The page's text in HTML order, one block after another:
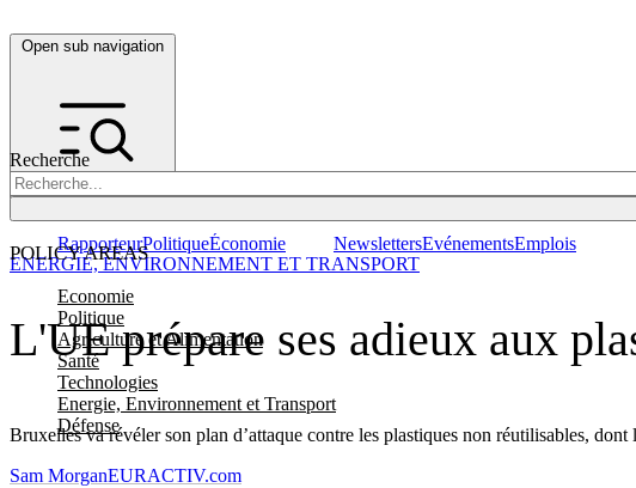
Open sub navigation
Recherche
POLICY AREAS
Economie
Politique
Agriculture et Alimentation
Santé
Technologies
Energie, Environnement et Transport
Défense
RapporteurPolitiqueÉconomie NewslettersEvénementsEmplois
L'UE prépare ses adieux aux
Bruxelles va révéler son plan d’attaque contre les plastiques non réutilisables,
ENERGIE, ENVIRONNEMENT ET TRANSPORT
Sam MorganEURACTIV.com